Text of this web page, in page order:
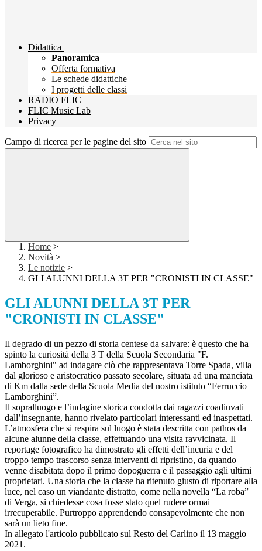
Didattica
Panoramica
Offerta formativa
Le schede didattiche
I progetti delle classi
RADIO FLIC
FLIC Music Lab
Privacy
Campo di ricerca per le pagine del sito
Home >
Novità >
Le notizie >
GLI ALUNNI DELLA 3T PER "CRONISTI IN CLASSE"
GLI ALUNNI DELLA 3T PER
"CRONISTI IN CLASSE"
Il degrado di un pezzo di storia centese da salvare: è questo che ha
spinto la curiosità della 3 T della Scuola Secondaria "F.
Lamborghini" ad indagare ciò che rappresentava Torre Spada, villa
dal glorioso e aristocratico passato secolare, situata ad una manciata
di Km dalla sede della Scuola Media del nostro istituto “Ferruccio
Lamborghini”.
Il sopralluogo e l’indagine storica condotta dai ragazzi coadiuvati
dall’insegnante, hanno rivelato particolari interessanti ed inaspettati.
L’atmosfera che si respira sul luogo è stata descritta con pathos da
alcune alunne della classe, effettuando una visita ravvicinata. Il
reportage fotografico ha dimostrato gli effetti dell’incuria e del
troppo tempo trascorso senza interventi di ripristino, da quando
venne disabitata dopo il primo dopoguerra e il passaggio agli ultimi
proprietari. Una storia che la classe ha ritenuto giusto di riportare alla
luce, nel caso un viandante distratto, come nella novella “La roba”
di Verga, si chiedesse cosa fosse stato quel rudere ormai
irrecuperabile. Purtroppo apprendendo consapevolmente che non
sarà un lieto fine.
In allegato l'articolo pubblicato sul Resto del Carlino il 13 maggio
2021.